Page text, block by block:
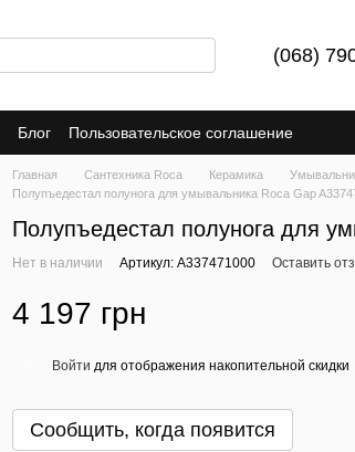
(068)
Блог Пользовательское соглашение
Главная Сантехника Roca Керамика
Полупъедестал полунога для умывальника Roca Gap
Полупъедестал полунога для
Нет в наличии Артикул: A337471000 Оставить
4 197 грн
Войти для отображения накопительной скидки
Сообщить, когда появится